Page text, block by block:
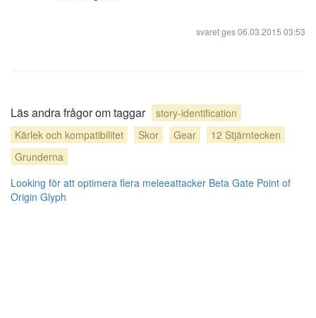
svaret ges06.03.2015 03:53
Läs andra frågor om taggar
story-identification
Kärlek och kompatibilitet
Skor Gear
12 Stjärntecken
Grunderna
Looking för att optimera flera meleeattacker Beta Gate Point of
Origin Glyph